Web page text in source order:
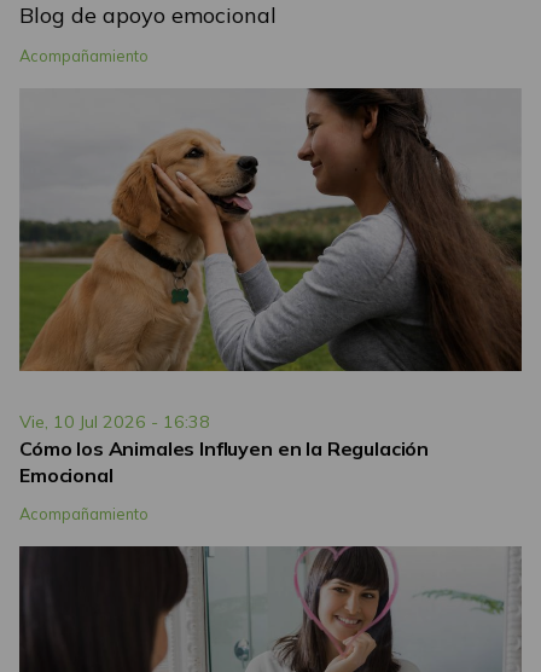
Blog de apoyo emocional
Acompañamiento
Vie, 10 Jul 2026 - 16:38
Cómo los Animales Influyen en la Regulación
Emocional
Acompañamiento